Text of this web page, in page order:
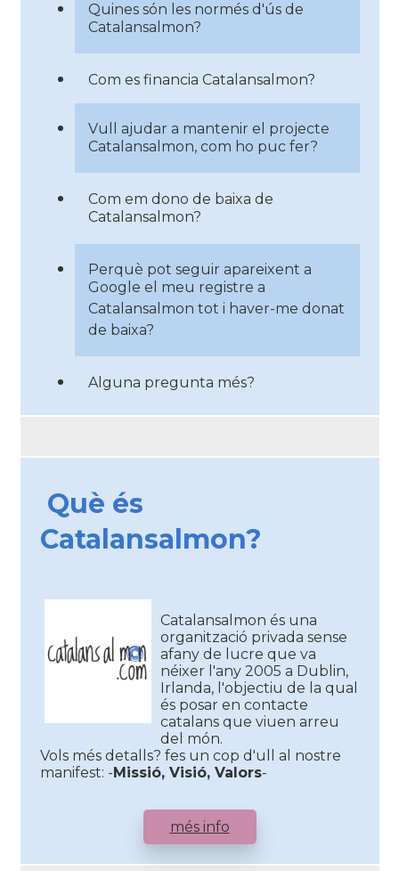
Quines són les normés d'ús de
Catalansalmon?
Com es financia Catalansalmon?
Vull ajudar a mantenir el projecte
Catalansalmon, com ho puc fer?
Com em dono de baixa de
Catalansalmon?
Perquè pot seguir apareixent a
Google el meu registre a
Catalansalmon tot i haver-me donat
de baixa?
Alguna pregunta més?
Què és
Catalansalmon?
Catalansalmon és una
organització privada sense
afany de lucre que va
néixer l'any 2005 a Dublin,
Irlanda, l'objectiu de la qual
és posar en contacte
catalans que viuen arreu
del món.
Vols més detalls? fes un cop d'ull al nostre
manifest: -Missió, Visió, Valors-
més info